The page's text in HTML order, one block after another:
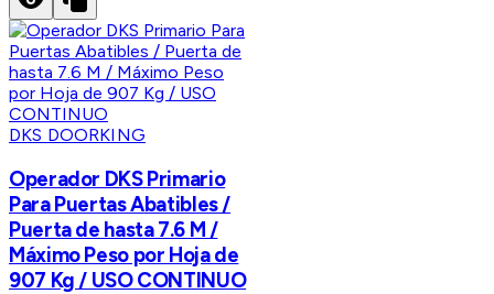
DKS DOORKING
Operador DKS Primario
Para Puertas Abatibles /
Puerta de hasta 7.6 M /
Máximo Peso por Hoja de
907 Kg / USO CONTINUO